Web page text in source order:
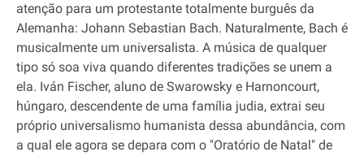
atenção para um protestante totalmente burguês da
Alemanha: Johann Sebastian Bach. Naturalmente, Bach é
musicalmente um universalista. A música de qualquer
tipo só soa viva quando diferentes tradições se unem a
ela. Iván Fischer, aluno de Swarowsky e Harnoncourt,
húngaro, descendente de uma família judia, extrai seu
próprio universalismo humanista dessa abundância, com
a qual ele agora se depara com o "Oratório de Natal" de